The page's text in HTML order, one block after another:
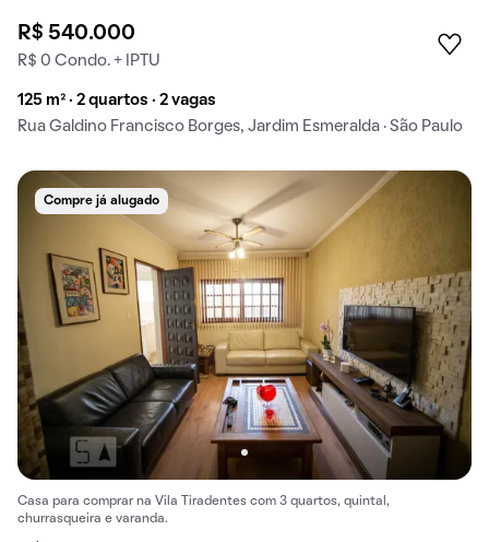
R$ 540.000
R$ 0 Condo. + IPTU
125 m² · 2 quartos · 2 vagas
Rua Galdino Francisco Borges, Jardim Esmeralda · São Paulo
Compre já alugado
Casa para comprar na Vila Tiradentes com 3 quartos, quintal,
churrasqueira e varanda.